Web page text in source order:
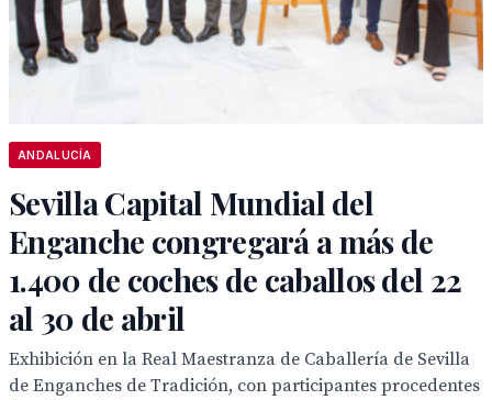
ANDALUCÍA
Sevilla Capital Mundial del
Enganche congregará a más de
1.400 de coches de caballos del 22
al 30 de abril
Exhibición en la Real Maestranza de Caballería de Sevilla
de Enganches de Tradición, con participantes procedentes